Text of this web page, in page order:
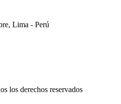
Lima - Perú
los derechos reservados